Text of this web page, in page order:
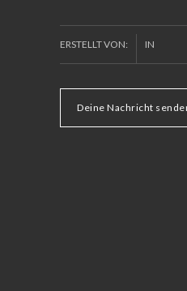
Deine Nachricht
ERSTELLT VON: IN